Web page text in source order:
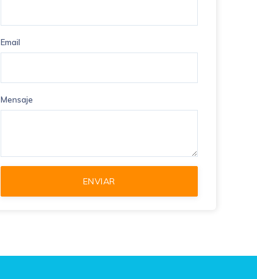
Email
Mensaje